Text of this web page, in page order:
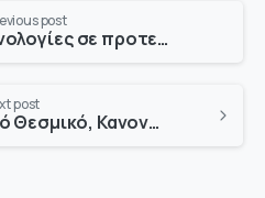
post
Logistics: Τεχνολογίες σε προτεραιότητα
post
Logistics: Εθνικό Θεσμικό, Κανονιστικό & Νομοθετικό Πλαίσιο